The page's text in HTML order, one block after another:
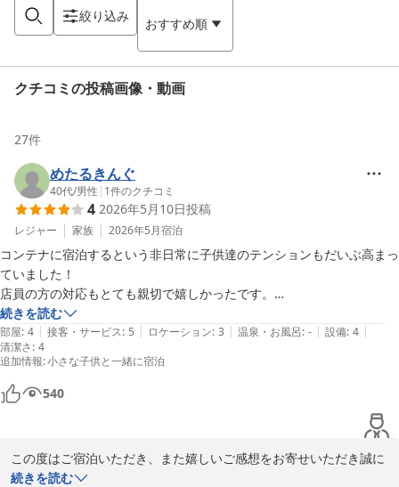
絞り込み おすすめ順
クチコミの投稿画像・動画
27件
めたるきんぐ
40代/男性 | 1件のクチコミ
4 2026年5月10日投稿
レジャー 家族 2026年5月宿泊
コンテナに宿泊するという非日常に子供達のテンションもだいぶ高まっ
ていました！
店員の方の対応もとても親切で嬉しかったです。
何より、プロジェクターが最高！
ちょっとした映画館気分です。
また泊まりに行きます！
続きを読む
部屋: 4 | 接客・サービス: 5 | ロケーション: 3 | 温泉・お風呂: - | 設備: 4 |
清潔さ: 4
追加情報:小さな子供と一緒に宿泊
540
この度はご宿泊いただき、また嬉しいご感想をお寄せいただき誠に
ありがとうございます。
続きを読む